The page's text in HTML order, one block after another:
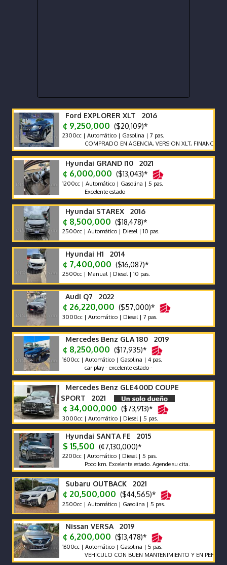
Ford EXPLORER XLT 2016
¢ 9,250,000 ($20,109)*
2300cc | Automático | Gasolina | 7 pas.
COMPRADO EN AGENCIA, VERSION XLT,
Hyundai GRAND I10 2021
¢ 6,000,000 ($13,043)*
1200cc | Automático | Gasolina | 5 pas.
Excelente estado
Hyundai STAREX 2016
¢ 8,500,000 ($18,478)*
2500cc | Automático | Diesel | 10 pas.
Hyundai H1 2014
¢ 7,400,000 ($16,087)*
2500cc | Manual | Diesel | 10 pas.
Audi Q7 2022
¢ 26,220,000 ($57,000)*
3000cc | Automático | Diesel | 7 pas.
Mercedes Benz GLA 180 2019
¢ 8,250,000 ($17,935)*
1600cc | Automático | Gasolina | 4 pas.
car play - excelente estado -
Mercedes Benz GLE400D COUPE
SPORT 2021
¢ 34,000,000 ($73,913)*
3000cc | Automático | Diesel | 5 pas.
Hyundai SANTA FE 2015
$ 15,500 (¢7,130,000)*
2200cc | Automático | Diesel | 5 pas.
Poco km. Excelente estado. Agende su cita.
Subaru OUTBACK 2021
¢ 20,500,000 ($44,565)*
2500cc | Automático | Gasolina | 5 pas.
Nissan VERSA 2019
¢ 6,200,000 ($13,478)*
1600cc | Automático | Gasolina | 5 pas.
VEHICULO CON BUEN MANTENIMIENTO Y EN PERFECTO